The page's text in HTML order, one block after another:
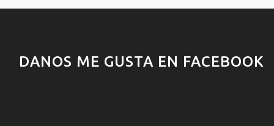
DANOS ME GUSTA EN FACEBOOK